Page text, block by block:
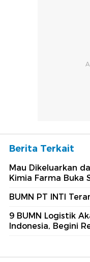
Berita Terkait
Mau Dikeluarkan
Kimia Farma Buka
BUMN PT INTI
9 BUMN Logistik
Indonesia, Begini